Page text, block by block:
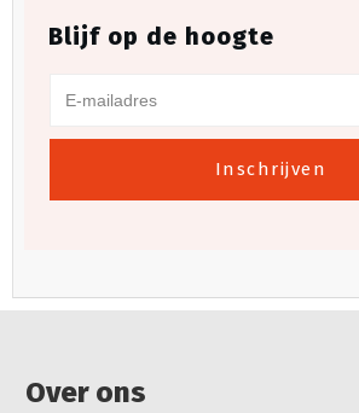
Blijf op de hoogte
Inschrijven
Over ons